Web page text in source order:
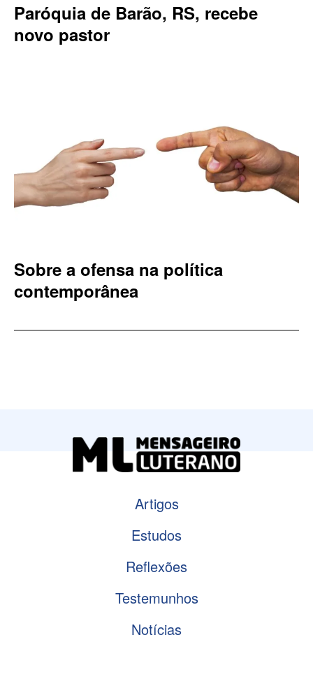
Paróquia de Barão, RS, recebe
novo pastor
Sobre a ofensa na política
contemporânea
Artigos
Estudos
Reflexões
Testemunhos
Notícias